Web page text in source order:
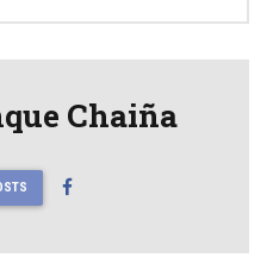
Chaiña